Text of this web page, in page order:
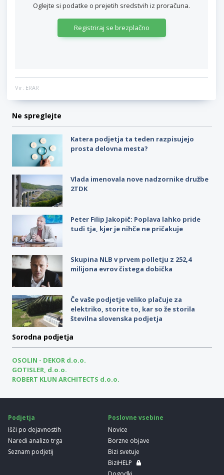
Oglejte si podatke o prejetih sredstvih iz proračuna.
Registriraj se brezplačno
Vir: ERAR
Ne spreglejte
Katera podjetja ta teden razpisujejo
prosta delovna mesta?
Vlada imenovala nove nadzornike družbe
2TDK
Peter Filip Jakopič: Poplava lahko pride
tudi tja, kjer je nihče ne pričakuje
Skupina NLB v prvem polletju z 252,4
milijona evrov čistega dobička
Če vaše podjetje veliko plačuje za
elektriko, storite to, kar so že storila
številna slovenska podjetja
Sorodna podjetja
OSOLIN - DEKOR d.o.o.
GOTISLER, d.o.o.
ROBERT KLUN ARCHITECTS d.o.o.
Podjetja
Išči po dejavnostih
Naredi analizo trga
Seznam podjetij
Poslovne vsebine
Novice
Borzne objave
Bizi svetuje
BiziHELP